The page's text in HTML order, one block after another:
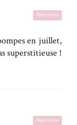
Répondre
en juillet,
superstitieuse !
Répondre